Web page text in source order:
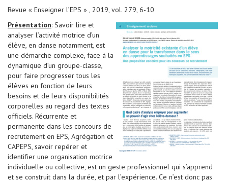
Revue « Enseigner l’EPS » , 2019, vol. 279, 6-10
Présentation: Savoir lire et
analyser l’activité motrice d’un
élève, en danse notamment, est
une démarche complexe, face à la
dynamique d’un groupe-classe,
pour faire progresser tous les
élèves en fonction de leurs
besoins et de leurs disponibilités
corporelles au regard des textes
officiels. Récurrente et
permanente dans les concours de
recrutement en EPS, Agrégation et
CAPEPS, savoir repérer et
identifier une organisation motrice
individuelle ou collective, est un geste professionnel qui s’apprend
et se construit dans la durée, et par l’expérience. Ce n’est donc pas